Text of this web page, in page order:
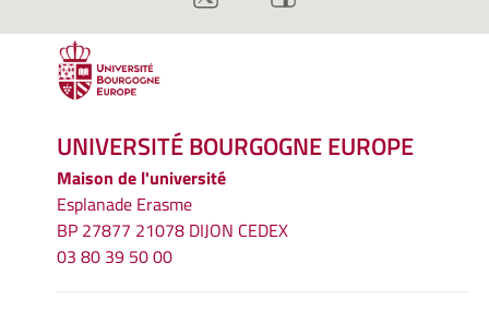
UNIVERSITÉ BOURGOGNE EUROPE
Maison de l'université
Esplanade Erasme
BP 27877 21078 DIJON CEDEX
03 80 39 50 00